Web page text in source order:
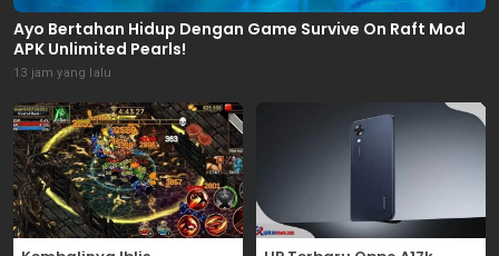
Ayo Bertahan Hidup Dengan Game Survive On Raft Mod
APK Unlimited Pearls!
13 jam yang lalu